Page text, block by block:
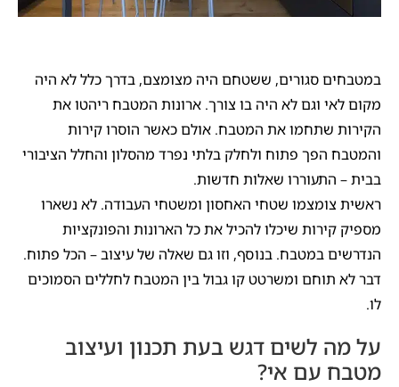
במטבחים סגורים, ששטחם היה מצומצם, בדרך כלל לא היה
מקום לאי וגם לא היה בו צורך. ארונות המטבח ריהטו את
הקירות שתחמו את המטבח. אולם כאשר הוסרו קירות
והמטבח הפך פתוח ולחלק בלתי נפרד מהסלון והחלל הציבורי
בבית – התעוררו שאלות חדשות.
ראשית צומצמו שטחי האחסון ומשטחי העבודה. לא נשארו
מספיק קירות שיכלו להכיל את כל הארונות והפונקציות
הנדרשים במטבח. בנוסף, וזו גם שאלה של עיצוב – הכל פתוח.
דבר לא תוחם ומשרטט קו גבול בין המטבח לחללים הסמוכים
לו.
על מה לשים דגש בעת תכנון ועיצוב
מטבח עם אי?